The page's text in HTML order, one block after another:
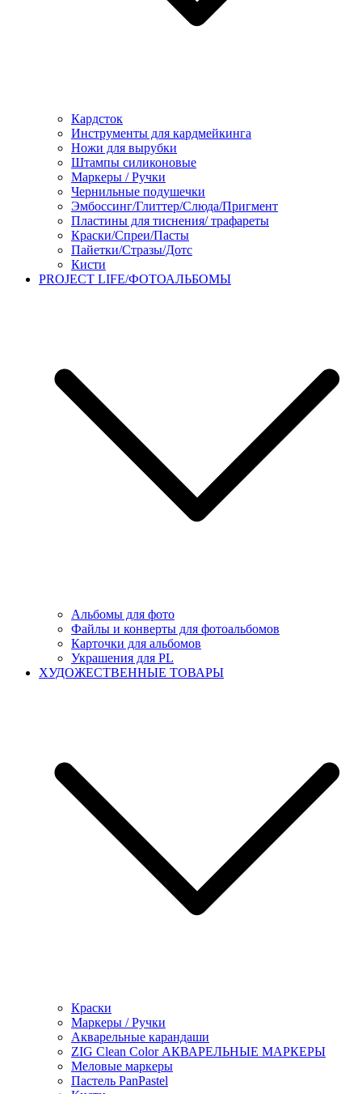
Кардсток
Инструменты для кардмейкинга
Ножи для вырубки
Штампы силиконовые
Маркеры / Ручки
Чернильные подушечки
Эмбоссинг/Глиттер/Слюда/Пригмент
Пластины для тиснения/ трафареты
Краски/Спреи/Пасты
Пайетки/Стразы/Дотс
Кисти
PROJECT LIFE/ФОТОАЛЬБОМЫ
Альбомы для фото
Файлы и конверты для фотоальбомов
Карточки для альбомов
Украшения для PL
ХУДОЖЕСТВЕННЫЕ ТОВАРЫ
Краски
Маркеры / Ручки
Акварельные карандаши
ZIG Clean Color АКВАРЕЛЬНЫЕ МАРКЕРЫ
Меловые маркеры
Пастель PanPastel